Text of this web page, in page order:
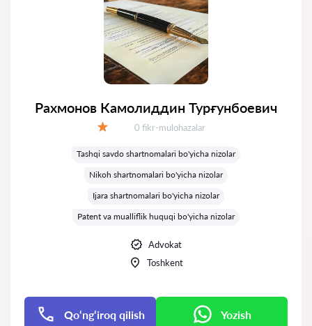
Рахмонов Камолиддин Турғунбоевич
Fikrlar:
0 fikr-mulohazalar
Tashqi savdo shartnomalari bo'yicha nizolar
Nikoh shartnomalari bo'yicha nizolar
Ijara shartnomalari bo'yicha nizolar
Patent va mualliflik huquqi bo'yicha nizolar
Advokat
Toshkent
Qo‘ng‘iroq qilish Yozish